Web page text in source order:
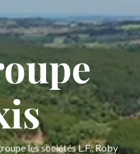
les sociétés L.F., Roby